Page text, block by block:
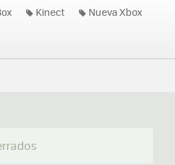
Kinect Nueva Xbox